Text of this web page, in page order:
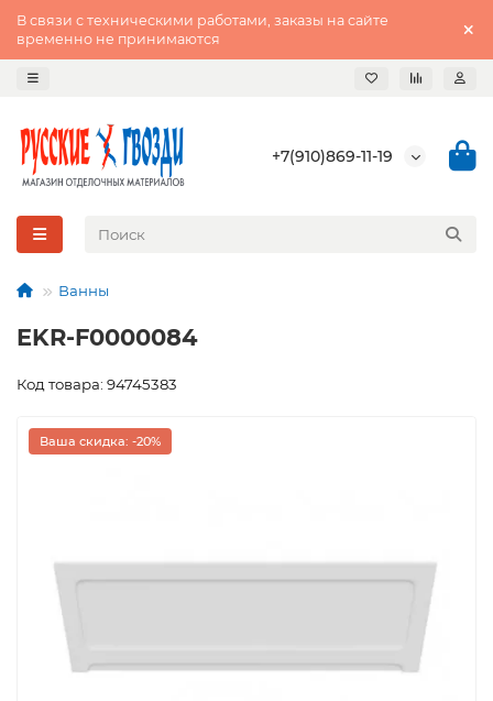
В связи с техническими работами, заказы на сайте
временно не принимаются
+7(910)869-11-19
Ванны
EKR-F0000084
Код товара: 94745383
Ваша скидка: -20%